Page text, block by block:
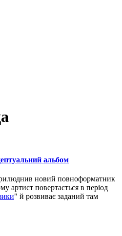
альбом
новий повноформатник
артист повертається в період
" й розвиває заданий там